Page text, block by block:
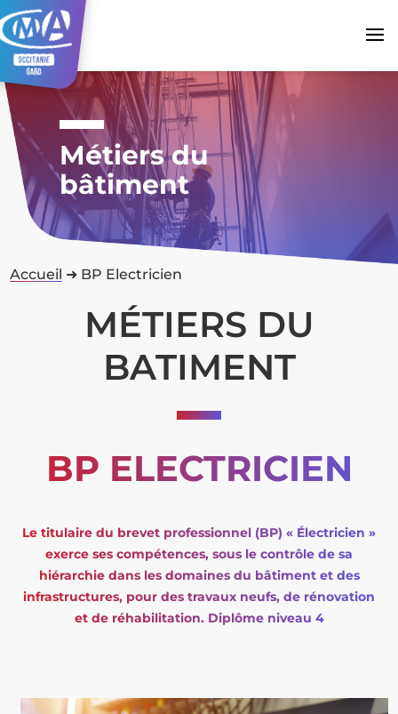
Métiers du
bâtiment
Accueil ➜ BP Electricien
MÉTIERS DU
BATIMENT
BP ELECTRICIEN
Le titulaire du brevet professionnel (BP) « Électricien »
exerce ses compétences, sous le contrôle de sa
hiérarchie dans les domaines du bâtiment et des
infrastructures, pour des travaux neufs, de rénovation
et de réhabilitation. Diplôme niveau 4